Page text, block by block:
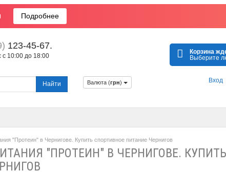
Подробнее
123-45-67.
10:00 до 18:00
Корзина
Выберите
Найти Вход
Валюта (грн)
"Протеин" в Чернигове. Купить спортивное питание Чернигов
"ПРОТЕИН" В ЧЕРНИГОВЕ. КУПИТЬ